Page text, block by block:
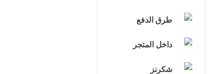
طرق الدفع
داخل المتجر
شكرنز